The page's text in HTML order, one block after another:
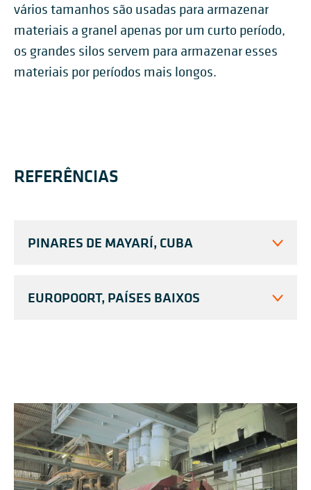
vários tamanhos são usadas para armazenar
materiais a granel apenas por um curto período,
os grandes silos servem para armazenar esses
materiais por períodos mais longos.
REFERÊNCIAS
PINARES DE MAYARÍ, CUBA
EUROPOORT, PAÍSES BAIXOS